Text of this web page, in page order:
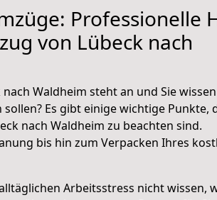
Professionelle
von Lübeck nach
Waldheim steht an und Sie
sollen? Es gibt einige wichtige Punkte,
nach Waldheim zu beachten sind.
bis hin zum Verpacken Ihres
Arbeitsstress nicht wissen,